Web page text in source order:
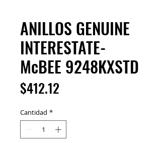
ANILLOS GENUINE
INTERESTATE-
McBEE 9248KXSTD
$412.12
Cantidad *